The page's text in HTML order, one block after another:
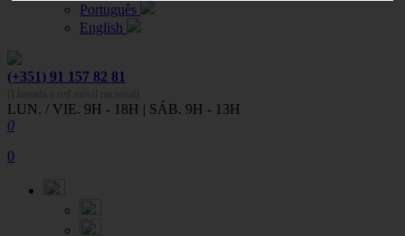
Português
English
(+351) 91 157 82 81
LUN. / VIE. 9H - 18H | SÁB. 9H - 13H
0
0